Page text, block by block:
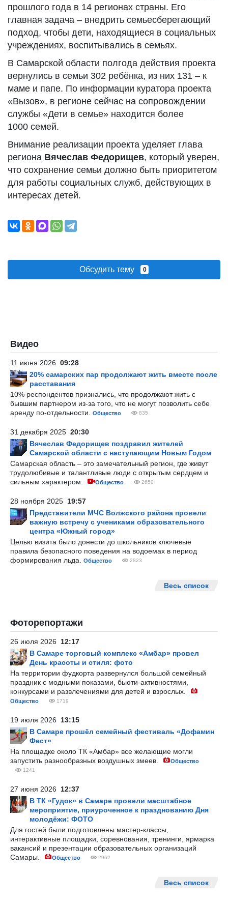
прошлого года в 14 регионах страны. Его
главная задача – внедрить семьесберегающий
подход, чтобы дети, находящиеся в социальных
учреждениях, воспитывались в семьях.
В Самарской области полгода действия проекта
вернулись в семьи 302 ребёнка, из них 131 – к
маме и папе. По информации куратора проекта
«Вызов», в регионе сейчас на сопровождении
службы «Дети в семье» находится более
1000 семей.
Внимание реализации проекта уделяет глава
региона Вячеслав Федорищев, который уверен,
что сохранение семьи должно быть приоритетом
для работы социальных служб, действующих в
интересах детей.
Обсудить тему 0
Видео
11 июня 2026 09:28
20% самарских пар продолжают жить вместе после
расставания
10% респондентов признались, что продолжают жить с
бывшим партнером из-за того, что не могут позволить себе
аренду по-отдельности.
Общество 835
31 декабря 2025 20:30
Вячеслав Федорищев поздравил жителей
Самарской области с наступающим Новым Годом
Самарская область – это замечательный регион, где живут
трудолюбивые и талантливые люди с открытым сердцем и
сильным характером.
Общество 2650
28 ноября 2025 19:57
Представители МЧС Волжского района провели
важную встречу с учениками образовательного
центра «Южный город»
Целью визита было донести до школьников ключевые
правила безопасного поведения на водоемах в период
формирования льда.
Общество 2823
Весь список
Фоторепортажи
26 июля 2026 12:17
В Самаре торговый комплекс «Амбар» провел
День красоты и стиля: фото
На территории фудкорта развернулся большой семейный
праздник с модными показами, бьюти-активностями,
конкурсами и развлечениями для детей и взрослых.
Общество 1719
19 июля 2026 13:15
В Самаре прошёл семейный фестиваль «Дофамин
Фест»
На площадке около ТК «Амбар» все желающие могли
запустить разнообразных воздушных змеев.
Общество
1241
27 июня 2026 12:37
В ТК «Гудок» в Самаре провели масштабное
мероприятие, приуроченное к празднованию Дня
молодёжи: ФОТО
Для гостей были подготовлены мастер-классы,
интерактивные площадки, соревнования, тренинги, ярмарка
вакансий и презентации образовательных организаций
Самары.
Общество 2962
Весь список